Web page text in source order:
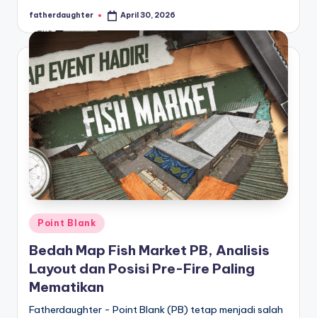
Posted
fatherdaughter April 30, 2026
Posted
in
Point Blank
Bedah Map Fish Market PB, Analisis
Layout dan Posisi Pre-Fire Paling
Mematikan
Fatherdaughter - Point Blank (PB) tetap menjadi salah